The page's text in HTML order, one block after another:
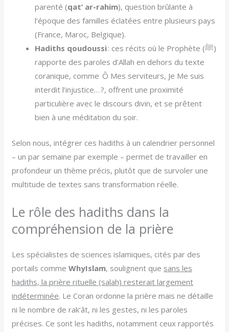
parenté (qat’ ar-rahim), question brûlante à
l’époque des familles éclatées entre plusieurs pays
(France, Maroc, Belgique).
Hadiths qoudoussi: ces récits où le Prophète (ﷺ)
rapporte des paroles d’Allah en dehors du texte
coranique, comme Ô Mes serviteurs, Je Me suis
interdit l’injustice… ?, offrent une proximité
particulière avec le discours divin, et se prêtent
bien à une méditation du soir.
Selon nous, intégrer ces hadiths à un calendrier personnel
– un par semaine par exemple – permet de travailler en
profondeur un thème précis, plutôt que de survoler une
multitude de textes sans transformation réelle.
Le rôle des hadiths dans la
compréhension de la prière
Les spécialistes de sciences islamiques, cités par des
portails commeWhyIslam, soulignent que sans les
hadiths, la prière rituelle (salah) resterait largement
indéterminée. Le Coran ordonne la prière mais ne détaille
ni le nombre de rak‘ât, ni les gestes, ni les paroles
précises. Ce sont les hadiths, notamment ceux rapportés